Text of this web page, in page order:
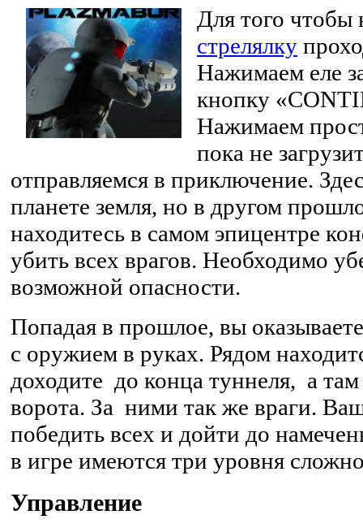
Для того чтобы
стрелялку
Нажимаем еле
кнопку
Нажимаем
пока не
отправляемся в приключение.
планете земля, но в другом
находитесь в самом эпицентре
убить всех врагов. Необходимо
возможной опасности.
Попадая в прошлое, вы
с оружием в руках. Рядом
доходите до конца туннеля, а
ворота. За ними так же враги.
победить всех и дойти до
в игре имеются три уровня
Управление